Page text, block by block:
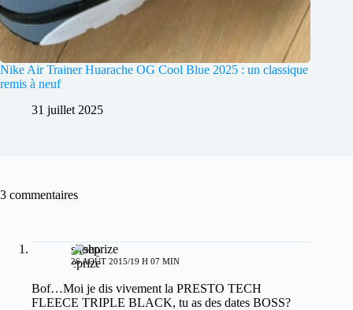
Nike Air Trainer Huarache OG Cool Blue 2025 : un classique
remis à neuf
31 juillet 2025
3 commentaires
shoeprize
26 AOÛT 2015/19 H 07 MIN
Bof…Moi je dis vivement la PRESTO TECH
FLEECE TRIPLE BLACK, tu as des dates BOSS?